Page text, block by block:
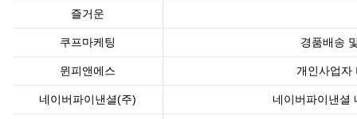
즐거운
쿠프마케팅 경품배송
윈피앤에스 개인사업자
네이버파이낸셜(주) 네이버파이낸셜